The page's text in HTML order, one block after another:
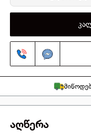
აღწერა